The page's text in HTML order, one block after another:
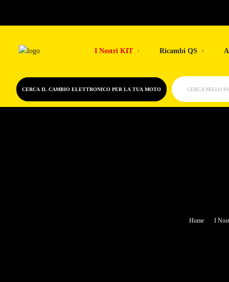
content
I Nostri KIT Ricambi QS
CERCA IL CAMBIO ELETTRONICO PER LA TUA MOTO CERCA NELLO
Home I